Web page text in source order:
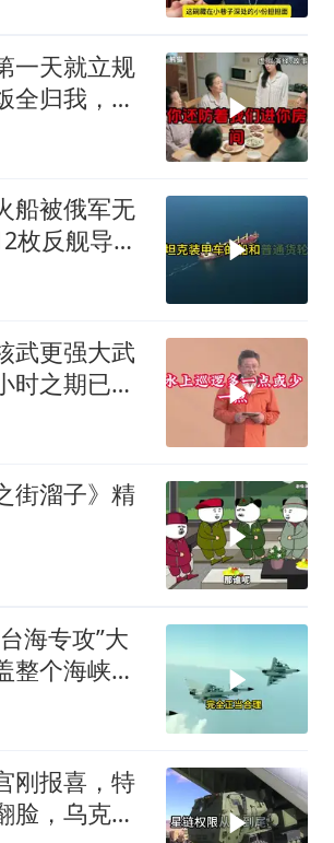
一天就立规
全归我，老
船被俄军无
枚反舰导弹
武更强大武
时之期已
街溜子》精
海专攻”大
整个海峡，
刚报喜，特
脸，乌克兰